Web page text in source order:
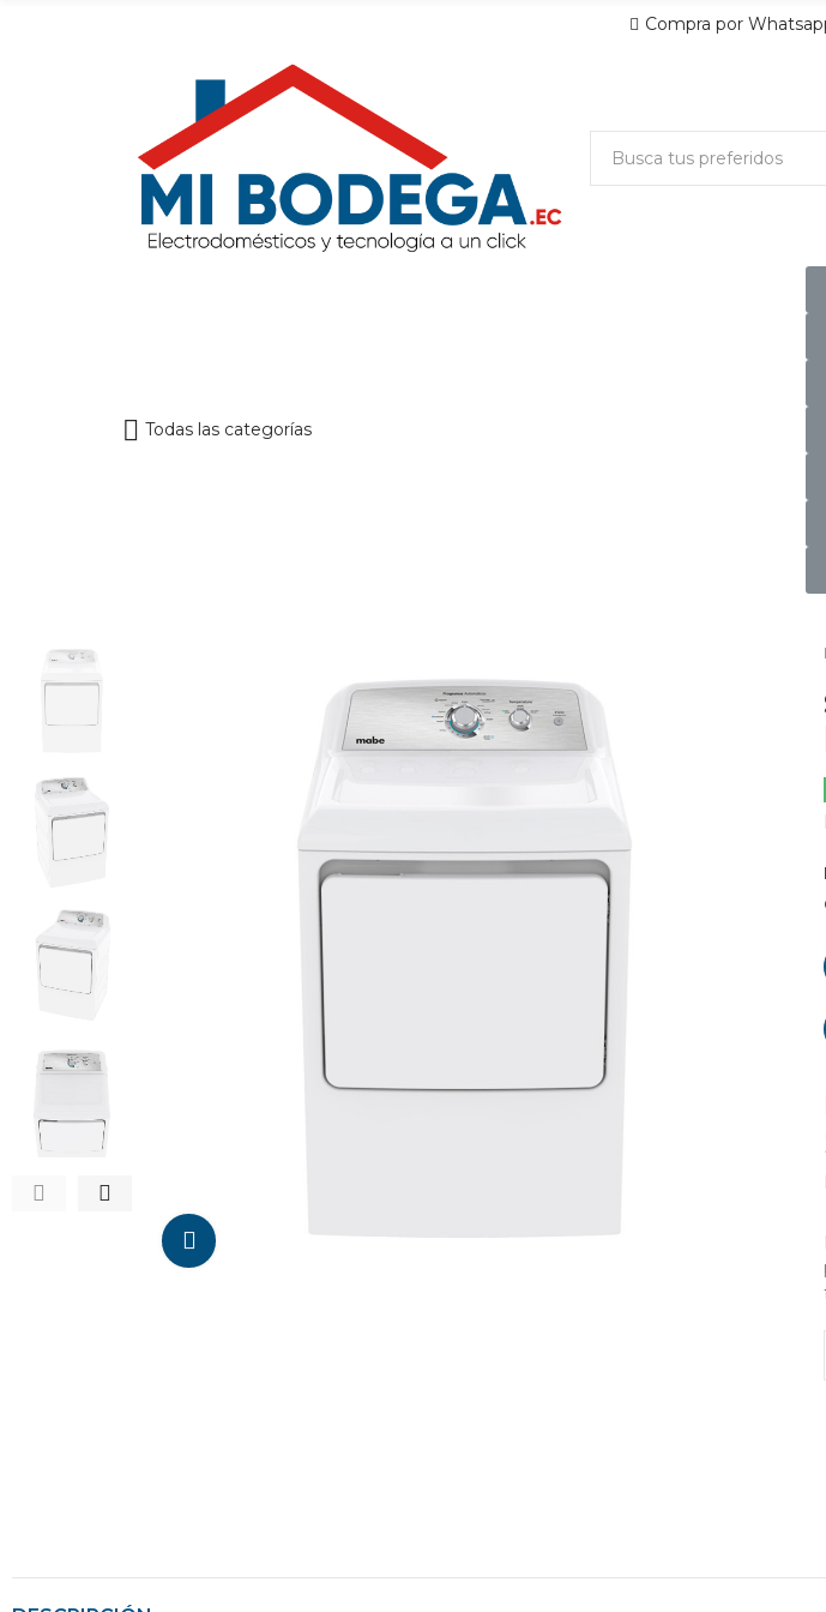
Compra por
Todas las categorías
Da click para agrandar